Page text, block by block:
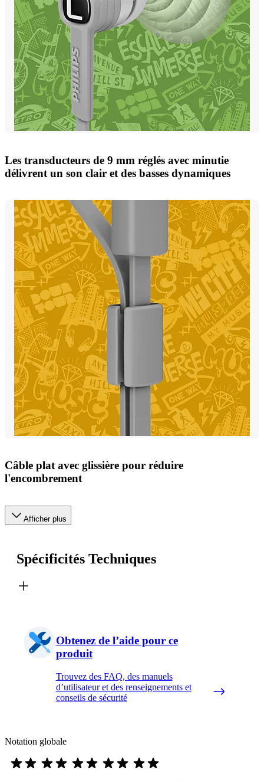
Les transducteurs de 9 mm réglés avec minutie
délivrent un son clair et des basses dynamiques
Câble plat avec glissière pour réduire
l'encombrement
Afficher plus
Spécificités Techniques
Obtenez de l’aide pour ce
produit
Trouvez des FAQ, des manuels
d’utilisateur et des renseignements et
conseils de sécurité
Notation globale